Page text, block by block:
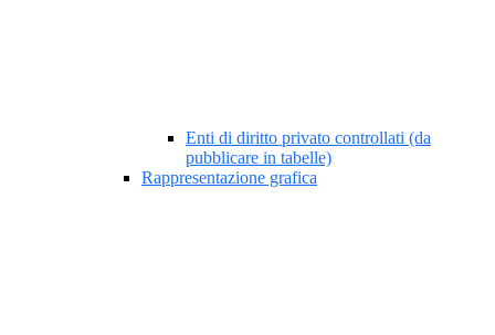
Enti di diritto privato controllati (da
pubblicare in tabelle)
Rappresentazione grafica